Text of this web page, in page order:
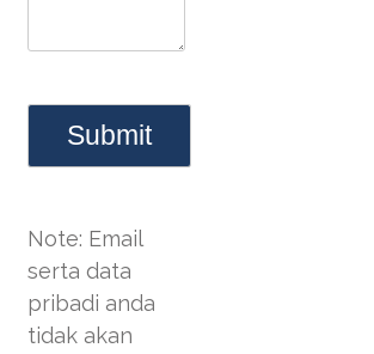
Note: Email
serta data
pribadi anda
tidak akan